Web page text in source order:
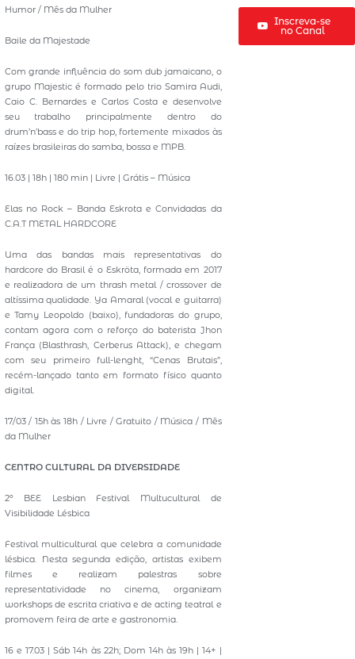
Humor / Mês da Mulher
Baile da Majestade
Com grande influência do som dub jamaicano, o
grupo Majestic é formado pelo trio Samira Audi,
Caio C. Bernardes e Carlos Costa e desenvolve
seu trabalho principalmente dentro do
drum’n’bass e do trip hop, fortemente mixados às
raízes brasileiras do samba, bossa e MPB.
16.03 | 18h | 180 min | Livre | Grátis – Música
Elas no Rock – Banda Eskrota e Convidadas da
C.A.T METAL HARDCORE
Uma das bandas mais representativas do
hardcore do Brasil é o Eskröta, formada em 2017
e realizadora de um thrash metal / crossover de
altíssima qualidade. Ya Amaral (vocal e guitarra)
e Tamy Leopoldo (baixo), fundadoras do grupo,
contam agora com o reforço do baterista Jhon
França (Blasthrash, Cerberus Attack), e chegam
com seu primeiro full-lenght, “Cenas Brutais”,
recém-lançado tanto em formato físico quanto
digital.
17/03 / 15h às 18h / Livre / Gratuito / Música / Mês
da Mulher
CENTRO CULTURAL DA DIVERSIDADE
2º BEE Lesbian Festival Multucultural de
Visibilidade Lésbica
Festival multicultural que celebra a comunidade
lésbica. Nesta segunda edição, artistas exibem
filmes e realizam palestras sobre
representatividade no cinema, organizam
workshops de escrita criativa e de acting teatral e
promovem feira de arte e gastronomia.
16 e 17.03 | Sáb 14h às 22h; Dom 14h às 19h | 14+ |
Inscreva-se
no Canal